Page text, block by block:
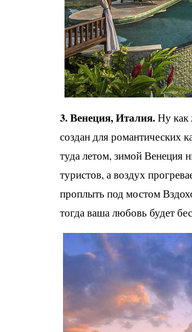
3. Венеция, Италия.Ну как
создан для романтических
туда летом, зимой Венеция
туристов, а воздух
проплыть под мостом
тогда ваша любовь будет